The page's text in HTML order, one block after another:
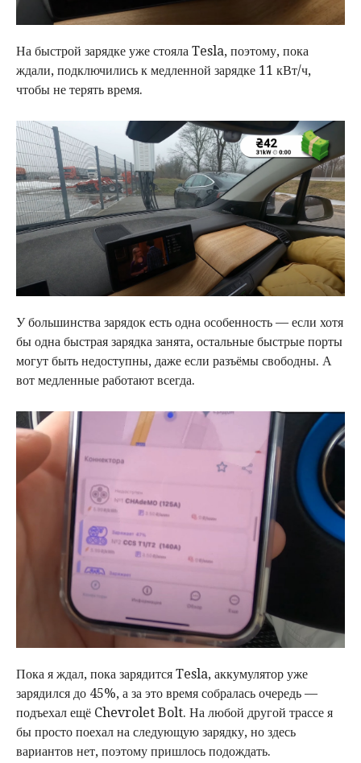
На быстрой зарядке уже стояла Tesla, поэтому, пока
ждали, подключились к медленной зарядке 11 кВт/ч,
чтобы не терять время.
У большинства зарядок есть одна особенность — если хотя
бы одна быстрая зарядка занята, остальные быстрые порты
могут быть недоступны, даже если разъёмы свободны. А
вот медленные работают всегда.
Пока я ждал, пока зарядится Tesla, аккумулятор уже
зарядился до 45%, а за это время собралась очередь —
подъехал ещё Chevrolet Bolt. На любой другой трассе я
бы просто поехал на следующую зарядку, но здесь
вариантов нет, поэтому пришлось подождать.